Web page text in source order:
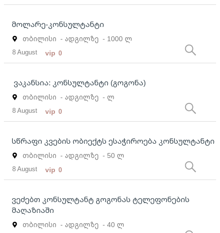
მოლარე-კონსულტანტი
თბილისი - ადგილზე - 1000 ლ
8 August vip 0
ვაკანსია: კონსულტანტი (გოგონა)
თბილისი - ადგილზე - ლ
8 August vip 0
სწრაფი კვების ობიექტს ესაჭიროება კონსულტანტი
თბილისი - ადგილზე - 50 ლ
8 August vip 0
ვეძებთ კონსულტანტ გოგონას ტელეფონების
მაღაზიაში
თბილისი - ადგილზე - 40 ლ